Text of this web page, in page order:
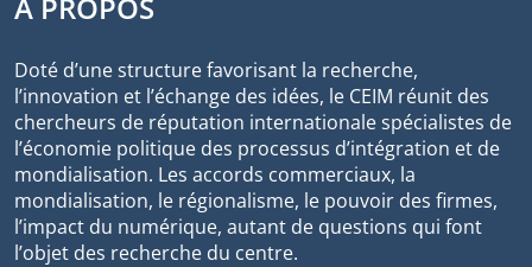
Doté d’une structure favorisant la recherche,
l’innovation et l’échange des idées, le CEIM réunit des
chercheurs de réputation internationale spécialistes de
l’économie politique des processus d’intégration et de
mondialisation. Les accords commerciaux, la
mondialisation, le régionalisme, le pouvoir des firmes,
l’impact du numérique, autant de questions qui font
l’objet des recherche du centre.